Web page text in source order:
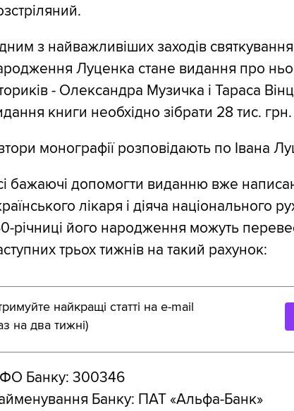
з найважливіших заходів святкування
Луценка стане видання про
- Олександра Музичка і Тараса
книги необхідно зібрати 28 тис. грн.
монографії розповідають по Івана
бажаючі допомогти виданню вже
лікаря і діяча національного
річниці його народження можуть
трьох тижнів на такий рахунок:
найкращі статті на e-mail
на два тижні)
Банку: 300346
Банку: ПАТ «Альфа-Банк»